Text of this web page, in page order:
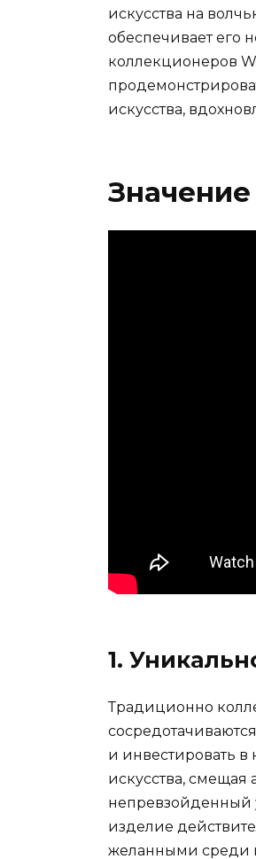
искусства на
обеспечивает его
коллекционеров
искусства,
1.
Традиционно
и инвестировать
искусства,
непревзойденный
изделие
желанными среди